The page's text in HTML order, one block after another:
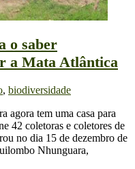
o saber
a Mata Atlântica
, biodiversidade
agora tem uma casa para
42 coletoras e coletores de
no dia 15 de dezembro de
Nhunguara,